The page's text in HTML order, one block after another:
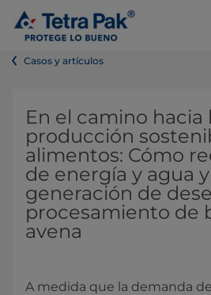
Casos y artículos
En el camino hacia
producción
alimentos: Cómo
de energía y agua
generación de
procesamiento de
avena
A medida que la demanda